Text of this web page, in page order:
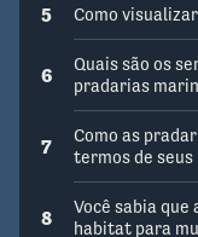
5 Como
6
Quais são os
pradarias
7
Como as
termos de
8
Você sabia que
habitat para